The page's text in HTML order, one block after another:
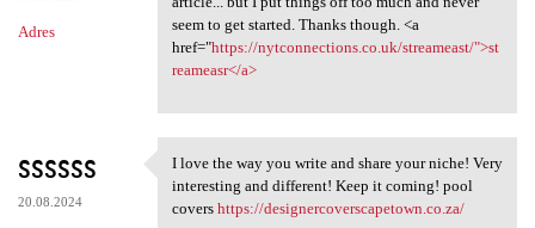
Adres
seem to get started. Thanks though. <a
href="https://nytconnections.co.uk/streameast/">st
reameasr</a>
ssssss
20.08.2024
I love the way you write and
I love the way you write and share your niche! Very
interesting and different! Keep it coming! pool
covers https://designercoverscapetown.co.za/